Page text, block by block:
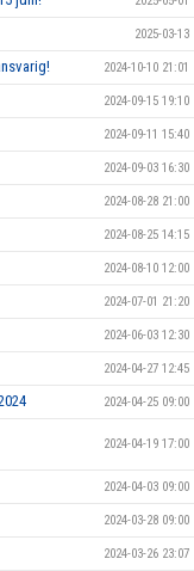
2025-03-13
2024-10-10 21:01
2024-09-15 19:10
2024-09-11 15:40
2024-09-03 16:30
2024-08-28 21:00
2024-08-25 14:15
2024-08-10 12:00
2024-07-01 21:20
2024-06-03 12:30
2024-04-27 12:45
2024-04-25 09:00
2024-04-19 17:00
2024-04-03 09:00
2024-03-28 09:00
2024-03-26 23:07